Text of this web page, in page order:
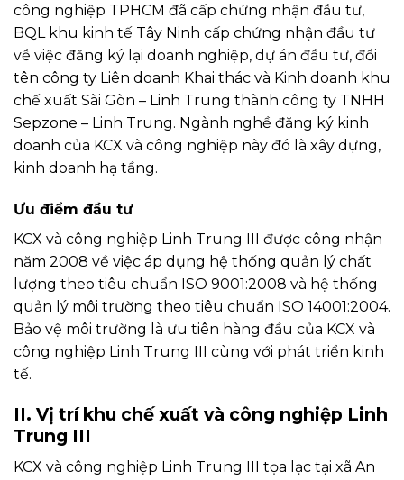
công nghiệp TPHCM đã cấp chứng nhận đầu tư,
BQL khu kinh tế Tây Ninh cấp chứng nhận đầu tư
về việc đăng ký lại doanh nghiệp, dự án đầu tư, đổi
tên công ty Liên doanh Khai thác và Kinh doanh khu
chế xuất Sài Gòn – Linh Trung thành công ty TNHH
Sepzone – Linh Trung. Ngành nghề đăng ký kinh
doanh của KCX và công nghiệp này đó là xây dựng,
kinh doanh hạ tầng.
Ưu điểm đầu tư
KCX và công nghiệp Linh Trung III được công nhận
năm 2008 về việc áp dụng hệ thống quản lý chất
lượng theo tiêu chuẩn ISO 9001:2008 và hệ thống
quản lý môi trường theo tiêu chuẩn ISO 14001:2004.
Bảo vệ môi trường là ưu tiên hàng đầu của KCX và
công nghiệp Linh Trung III cùng với phát triển kinh
tế.
II. Vị trí khu chế xuất và công nghiệp Linh
Trung III
KCX và công nghiệp Linh Trung III tọa lạc tại xã An